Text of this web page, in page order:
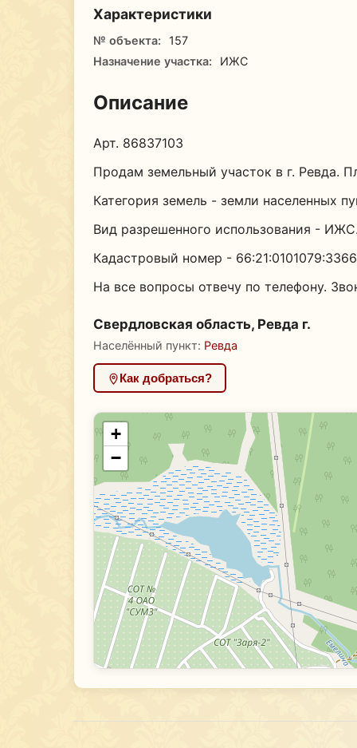
Характеристики
№ объекта:
157
Назначение участка:
ИЖС
Описание
Арт. 86837103
Продам земельный участок в г. Ревда.
Категория земель - земли населенных
Вид разрешенного использования -
Кадастровый номер - 66:21:0101079:3366
На все вопросы отвечу по телефону.
Свердловская область, Ревда г.
Населённый пункт: Ревда
Как добраться?
+
−